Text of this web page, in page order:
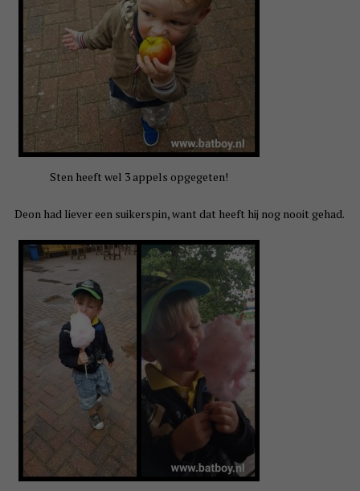
Sten heeft wel 3 appels opgegeten!
Deon had liever een suikerspin, want dat heeft hij nog nooit gehad.